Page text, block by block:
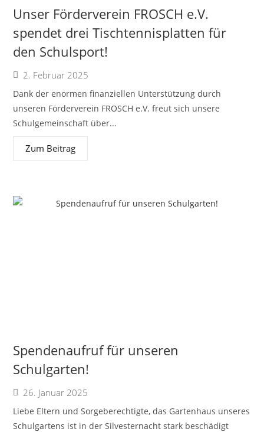
Unser Förderverein FROSCH e.V.
spendet drei Tischtennisplatten für
den Schulsport!
2. Februar 2025
Dank der enormen finanziellen Unterstützung durch
unseren Förderverein FROSCH e.V. freut sich unsere
Schulgemeinschaft über...
Zum Beitrag
Spendenaufruf für unseren
Schulgarten!
26. Januar 2025
Liebe Eltern und Sorgeberechtigte, das Gartenhaus unseres
Schulgartens ist in der Silvesternacht stark beschädigt